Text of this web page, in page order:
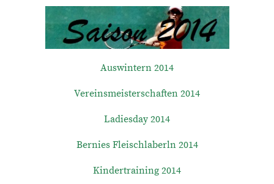
Auswintern 2014
Vereinsmeisterschaften 2014
Ladiesday 2014
Bernies Fleischlaberln 2014
Kindertraining 2014